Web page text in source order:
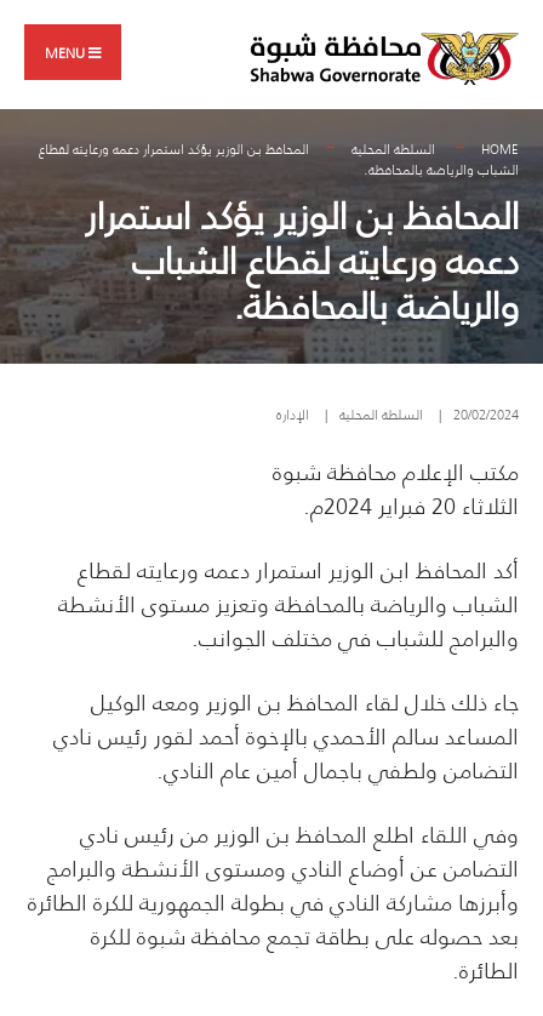
content
MENU
HOME السلطة المحلية
المحافظ بن الوزير يؤكد استمرار دعمه ورعايته لقطاع
الشباب والرياضة بالمحافظة.
المحافظ بن الوزير يؤكد استمرار
دعمه ورعايته لقطاع الشباب
والرياضة بالمحافظة.
20/02/2024
| السلطة المحلية | الإدارة
مكتب الإعلام محافظة شبوة
الثلاثاء 20 فبراير 2024م.
أكد المحافظ ابن الوزير استمرار دعمه ورعايته لقطاع
الشباب والرياضة بالمحافظة وتعزيز مستوى الأنشطة
والبرامج للشباب في مختلف الجوانب.
جاء ذلك خلال لقاء المحافظ بن الوزير ومعه الوكيل
المساعد سالم الأحمدي بالإخوة أحمد لقور رئيس نادي
التضامن ولطفي باجمال أمين عام النادي.
وفي اللقاء اطلع المحافظ بن الوزير من رئيس نادي
التضامن عن أوضاع النادي ومستوى الأنشطة والبرامج
وأبرزها مشاركة النادي في بطولة الجمهورية للكرة الطائرة
بعد حصوله على بطاقة تجمع محافظة شبوة للكرة
الطائرة.
for: